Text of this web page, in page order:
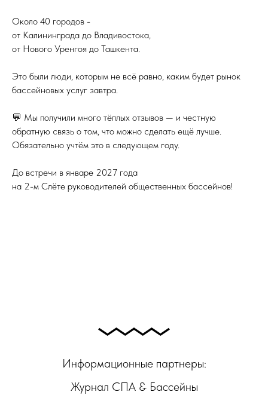
Около 40 городов -
от Калининграда до Владивостока,
от Нового Уренгоя до Ташкента.
Это были люди, которым не всё равно, каким будет рынок
бассейновых услуг завтра.
💬 Мы получили много тёплых отзывов — и честную
обратную связь о том, что можно сделать ещё лучше.
Обязательно учтём это в следующем году.
До встречи в январе 2027 года
на 2-м Слёте руководителей общественных бассейнов!
Информационные партнеры:
Журнал СПА & Бассейны